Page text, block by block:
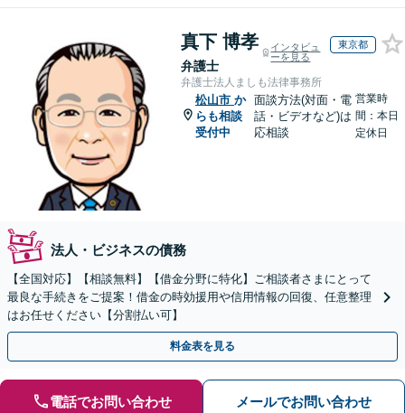
真下 博孝
弁護士
インタビュ
ーを見る
東京都
弁護士法人ましも法律事務所
松山市 か
らも相談
受付中
面談方法(対面・電
話・ビデオなど)は
応相談
営業時
間：本日
定休日
法人・ビジネスの債務
【全国対応】【相談無料】【借金分野に特化】ご相談者さまにとって
最良な手続きをご提案！借金の時効援用や信用情報の回復、任意整理
はお任せください【分割払い可】
料金表を見る
電話でお問い合わせ メールでお問い合わせ